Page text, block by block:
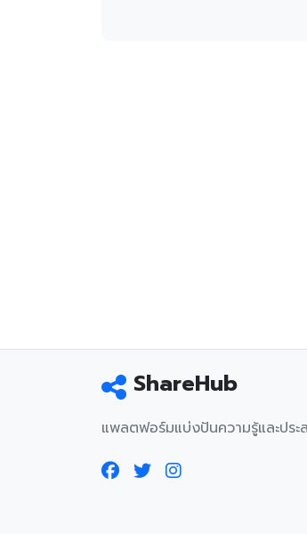
ShareHub
แพลตฟอร์มแบ่งปันความรู้และปร